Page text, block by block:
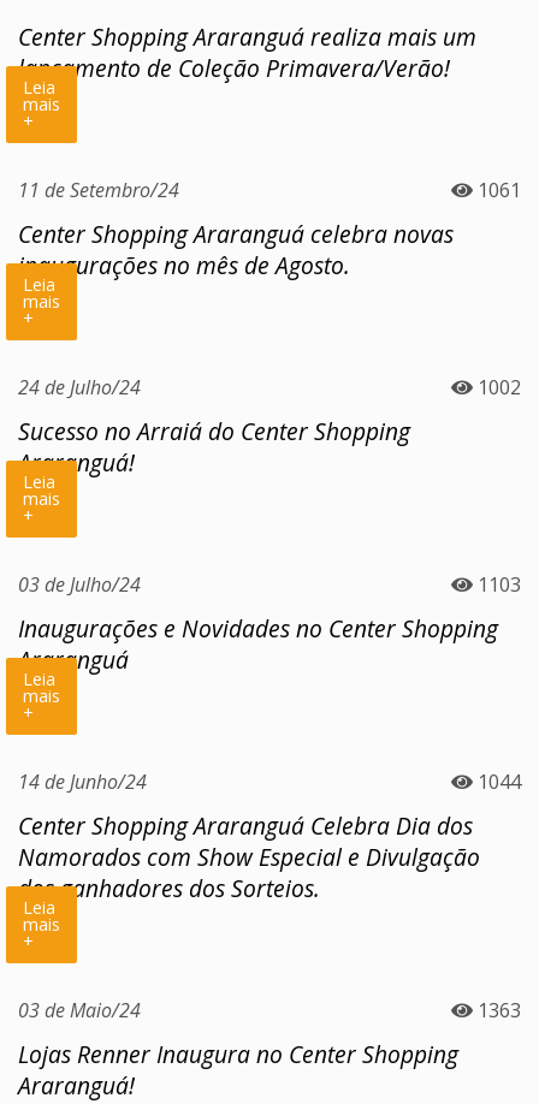
Center Shopping Araranguá realiza mais um
lançamento de Coleção Primavera/Verão!
Leia
mais
+
11 de Setembro/24 1061
Center Shopping Araranguá celebra novas
inaugurações no mês de Agosto.
Leia
mais
+
24 de Julho/24 1002
Sucesso no Arraiá do Center Shopping
Araranguá!
Leia
mais
+
03 de Julho/24 1103
Inaugurações e Novidades no Center Shopping
Araranguá
Leia
mais
+
14 de Junho/24 1044
Center Shopping Araranguá Celebra Dia dos
Namorados com Show Especial e Divulgação
dos ganhadores dos Sorteios.
Leia
mais
+
03 de Maio/24 1363
Lojas Renner Inaugura no Center Shopping
Araranguá!